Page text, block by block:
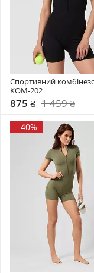
Спортивний
KOM-202
875 ₴ 1 459 ₴
- 40%